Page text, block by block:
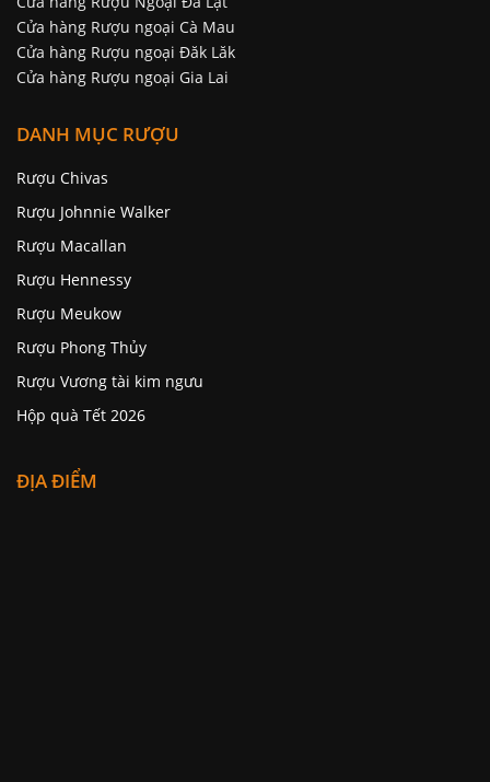
Cửa hàng Rượu ngoại Cà Mau
Cửa hàng Rượu ngoại Đăk Lăk
Cửa hàng Rượu ngoại Gia Lai
DANH MỤC RƯỢU
Rượu Chivas
Rượu Johnnie Walker
Rượu Macallan
Rượu Hennessy
Rượu Meukow
Rượu Phong Thủy
Rượu Vương tài kim ngưu
Hộp quà Tết 2026
ĐỊA ĐIỂM